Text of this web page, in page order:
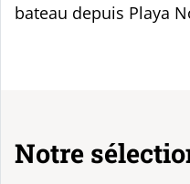
bateau depuis Playa
Notre